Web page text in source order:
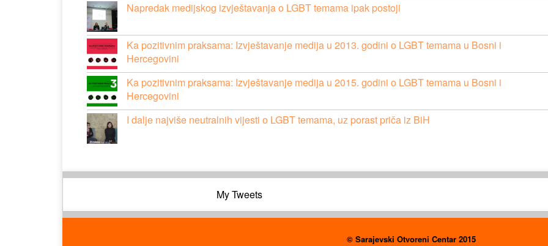
Napredak medijskog izvještavanja o LGBT temama ipak postoji
Ka pozitivnim praksama: Izvještavanje medija u 2013. godini o LGBT temama u Bosni i
Hercegovini
Ka pozitivnim praksama: Izvještavanje medija u 2015. godini o LGBT temama u Bosni i
Hercegovini
I dalje najviše neutralnih vijesti o LGBT temama, uz porast priča iz BiH
My Tweets
© Sarajevski Otvoreni Centar 2015